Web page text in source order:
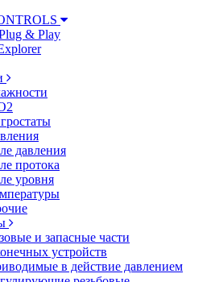
& Play
давления
протока
уровня
и запасные части
устройств
в действие давлением